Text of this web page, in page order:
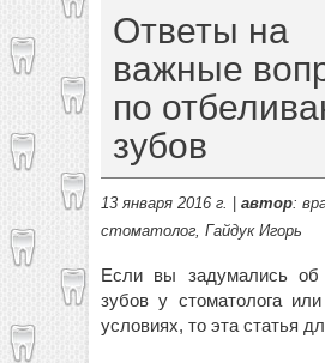
Ответы на
важные
по
зубов
13 января 2016 г. автор:
стоматолог, Гайдук Игорь
Если вы задумались об
зубов у стоматолога
условиях, то эта статья